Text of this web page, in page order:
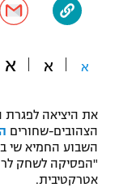
"מחצית
משתתפים
תקנון משתתפים
תקנון עבור
טניס
גיימינג E-Sports
אופניים
ספורט מוטורי
פוטבול אמריקאי NFL
בייסבול MLB
א א א
את היציאה לפגרת
הצהובים-שחורים
השבוע החמיא שי
"הפסיקה לשחק
אטרקטיבית.